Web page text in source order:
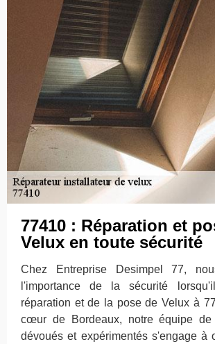
77410 : Réparation et
Velux en toute sécurité
Chez Entreprise Desimpel 77,
l'importance de la sécurité
réparation et de la pose de Velux à
cœur de Bordeaux, notre équipe de
dévoués et expérimentés s'engage à